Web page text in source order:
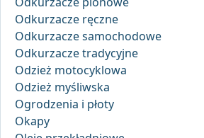
Odkurzacze ręczne
Odkurzacze samochodowe
Odkurzacze tradycyjne
Odzież motocyklowa
Odzież myśliwska
Ogrodzenia i płoty
Okapy